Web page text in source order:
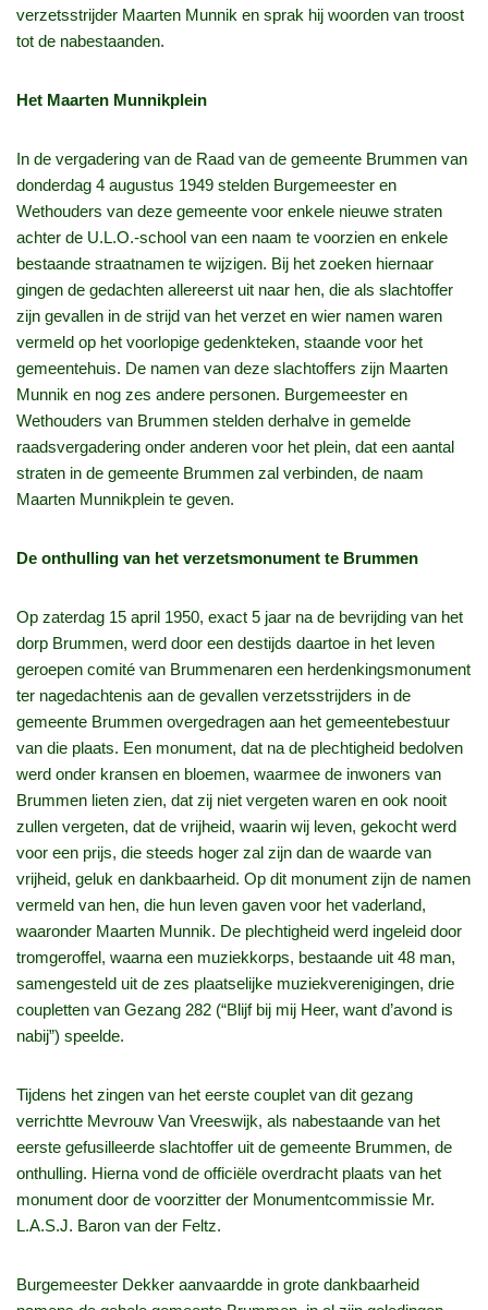
verzetsstrijder Maarten Munnik en sprak hij woorden van troost
tot de nabestaanden.
Het Maarten Munnikplein
In de vergadering van de Raad van de gemeente Brummen van
donderdag 4 augustus 1949 stelden Burgemeester en
Wethouders van deze gemeente voor enkele nieuwe straten
achter de U.L.O.-school van een naam te voorzien en enkele
bestaande straatnamen te wijzigen. Bij het zoeken hiernaar
gingen de gedachten allereerst uit naar hen, die als slachtoffer
zijn gevallen in de strijd van het verzet en wier namen waren
vermeld op het voorlopige gedenkteken, staande voor het
gemeentehuis. De namen van deze slachtoffers zijn Maarten
Munnik en nog zes andere personen. Burgemeester en
Wethouders van Brummen stelden derhalve in gemelde
raadsvergadering onder anderen voor het plein, dat een aantal
straten in de gemeente Brummen zal verbinden, de naam
Maarten Munnikplein te geven.
De onthulling van het verzetsmonument te Brummen
Op zaterdag 15 april 1950, exact 5 jaar na de bevrijding van het
dorp Brummen, werd door een destijds daartoe in het leven
geroepen comité van Brummenaren een herdenkingsmonument
ter nagedachtenis aan de gevallen verzetsstrijders in de
gemeente Brummen overgedragen aan het gemeentebestuur
van die plaats. Een monument, dat na de plechtigheid bedolven
werd onder kransen en bloemen, waarmee de inwoners van
Brummen lieten zien, dat zij niet vergeten waren en ook nooit
zullen vergeten, dat de vrijheid, waarin wij leven, gekocht werd
voor een prijs, die steeds hoger zal zijn dan de waarde van
vrijheid, geluk en dankbaarheid. Op dit monument zijn de namen
vermeld van hen, die hun leven gaven voor het vaderland,
waaronder Maarten Munnik. De plechtigheid werd ingeleid door
tromgeroffel, waarna een muziekkorps, bestaande uit 48 man,
samengesteld uit de zes plaatselijke muziekverenigingen, drie
coupletten van Gezang 282 (“Blijf bij mij Heer, want d’avond is
nabij”) speelde.
Tijdens het zingen van het eerste couplet van dit gezang
verrichtte Mevrouw Van Vreeswijk, als nabestaande van het
eerste gefusilleerde slachtoffer uit de gemeente Brummen, de
onthulling. Hierna vond de officiële overdracht plaats van het
monument door de voorzitter der Monumentcommissie Mr.
L.A.S.J. Baron van der Feltz.
Burgemeester Dekker aanvaardde in grote dankbaarheid